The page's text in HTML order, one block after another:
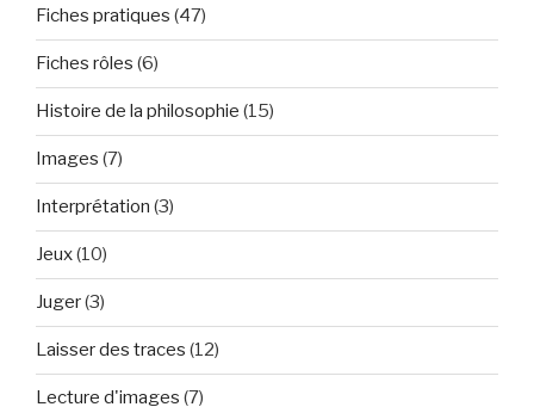
Fiches pratiques (47)
Fiches rôles (6)
Histoire de la philosophie (15)
Images (7)
Interprétation (3)
Jeux(10)
Juger(3)
Laisser des traces (12)
Lecture d'images (7)